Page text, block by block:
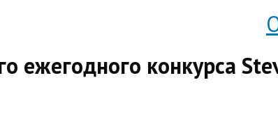
ежегодного конкурса